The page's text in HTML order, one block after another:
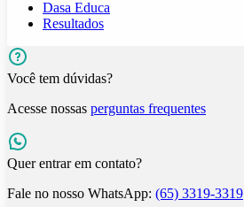
Dasa Educa
Resultados
Você tem dúvidas?
Acesse nossas perguntas frequentes
Quer entrar em contato?
Fale no nosso WhatsApp: (65) 3319-3319